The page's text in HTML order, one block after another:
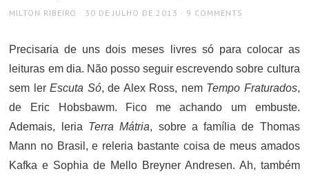
AUTHOR
MILTON RIBEIRO
POSTED
30 DE JULHO DE 2013 9 COMMENTS
Precisaria de uns dois meses livres só para colocar as
leituras em dia. Não posso seguir escrevendo sobre cultura
sem lerEscuta Só, de Alex Ross, nem Tempo Fraturados,
de Eric Hobsbawm. Fico me achando um embuste.
Ademais, leria Terra Mátria, sobre a família de Thomas
Mann no Brasil, e releria bastante coisa de meus amados
Kafka e Sophia de Mello Breyner Andresen. Ah, também